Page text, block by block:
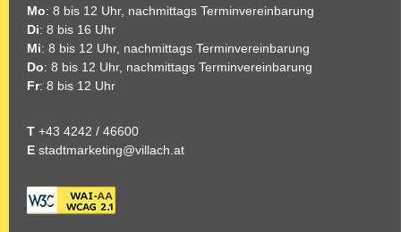
Mo: 8 bis 12 Uhr, nachmittags Terminvereinbarung
Di: 8 bis 16 Uhr
Mi: 8 bis 12 Uhr, nachmittags Terminvereinbarung
Do: 8 bis 12 Uhr, nachmittags Terminvereinbarung
Fr: 8 bis 12 Uhr
T +43 4242 / 46600
E stadtmarketing@villach.at